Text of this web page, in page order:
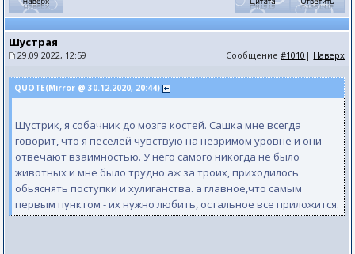
Шустрая
29.09.2022, 12:59 Сообщение#1010 | Наверх
QUOTE(Mirror @ 30.12.2020, 20:44)
Шустрик, я собачник до мозга костей. Сашка мне всегда
говорит, что я песелей чувствую на незримом уровне и они
отвечают взаимностью. У него самого никогда не было
животных и мне было трудно аж за троих, приходилось
обьяснять поступки и хулиганства. а главное,что самым
первым пунктом - их нужно любить, остальное все приложится.